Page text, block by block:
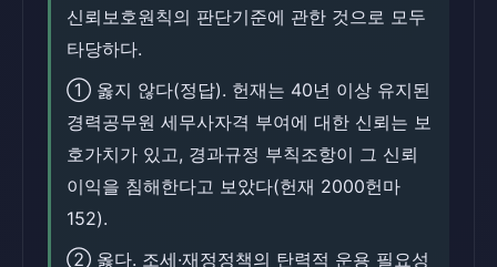
신뢰보호원칙의 판단기준에 관한 것으로 모두
타당하다.
① 옳지 않다(정답). 헌재는 40년 이상 유지된
경력공무원 세무사자격 부여에 대한 신뢰는 보
호가치가 있고, 경과규정 부칙조항이 그 신뢰
이익을 침해한다고 보았다(헌재 2000헌마
152).
② 옳다. 조세·재정정책의 탄력적 운용 필요성